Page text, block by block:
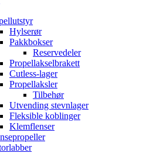
Hylserør
Pakkbokser
Reservedeler
Propellakselbrakett
Cutless-lager
Propellaksler
Tilbehør
Utvending stevnlager
Fleksible koblinger
Klemflenser